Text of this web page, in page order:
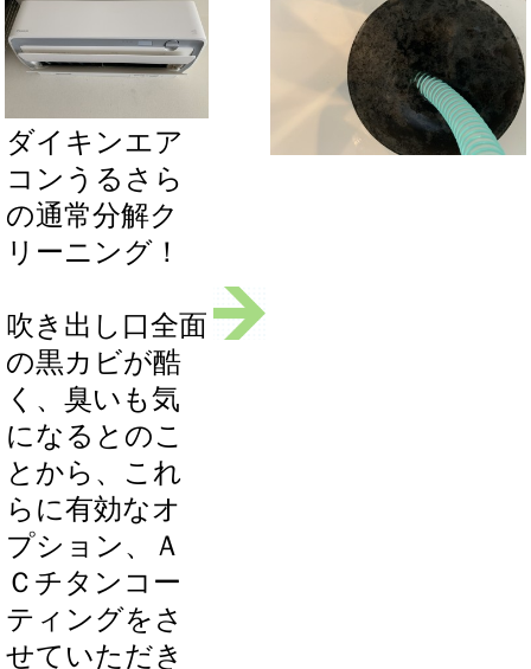
ダイキンエア
コンうるさら
の通常分解ク
リーニング！
吹き出し口全面
の黒カビが酷
く、臭いも気
になるとのこ
とから、これ
らに有効なオ
プション、Ａ
Ｃチタンコー
ティングをさ
せていただき